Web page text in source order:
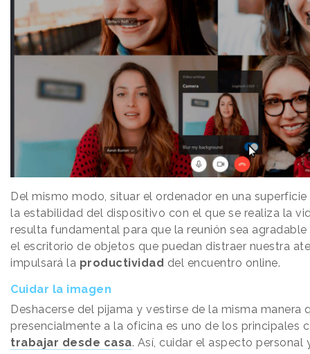
Del mismo modo, situar el ordenador en una
la estabilidad del dispositivo con el que se realiza la
resulta fundamental para que la reunión sea
el escritorio de objetos que puedan distraer nuestra
impulsará la productividad del encuentro online.
Cuidar la imagen
Deshacerse del pijama y vestirse de la misma manera
presencialmente a la oficina es uno de los principales
trabajar desde casa. Así, cuidar el aspecto personal